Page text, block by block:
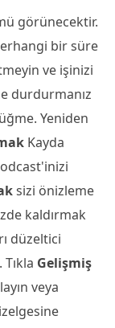
görünecektir.
bir süre
ve işinizi
durdurmanız
Yeniden
Kayda
sizi önizleme
kaldırmak
düzeltici
Gelişmiş
veya